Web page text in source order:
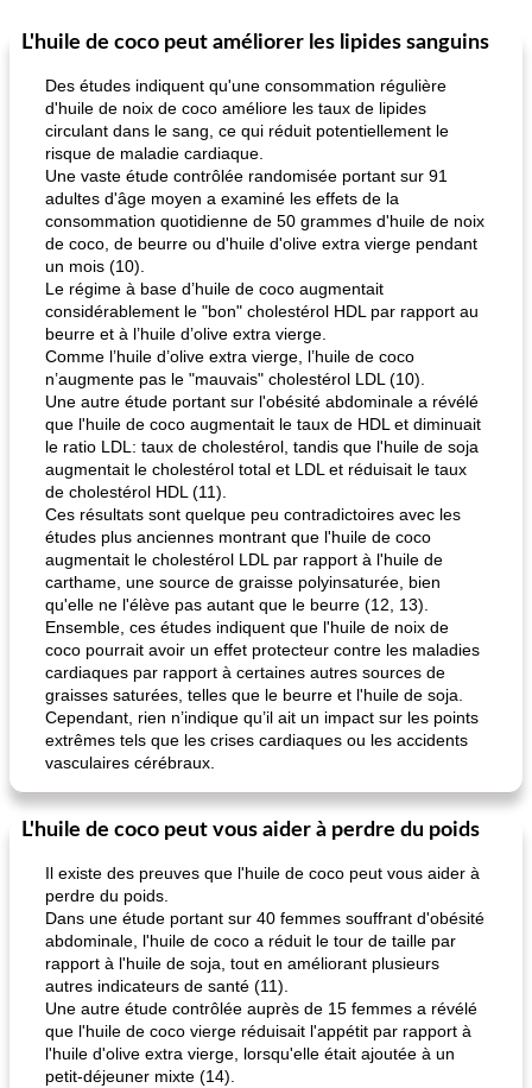
L'huile de coco peut améliorer les lipides sanguins
Des études indiquent qu'une consommation régulière
d'huile de noix de coco améliore les taux de lipides
circulant dans le sang, ce qui réduit potentiellement le
risque de maladie cardiaque.
Une vaste étude contrôlée randomisée portant sur 91
adultes d'âge moyen a examiné les effets de la
consommation quotidienne de 50 grammes d'huile de noix
de coco, de beurre ou d'huile d'olive extra vierge pendant
un mois (10).
Le régime à base d’huile de coco augmentait
considérablement le "bon" cholestérol HDL par rapport au
beurre et à l’huile d’olive extra vierge.
Comme l’huile d’olive extra vierge, l’huile de coco
n’augmente pas le "mauvais" cholestérol LDL (10).
Une autre étude portant sur l'obésité abdominale a révélé
que l'huile de coco augmentait le taux de HDL et diminuait
le ratio LDL: taux de cholestérol, tandis que l'huile de soja
augmentait le cholestérol total et LDL et réduisait le taux
de cholestérol HDL (11).
Ces résultats sont quelque peu contradictoires avec les
études plus anciennes montrant que l'huile de coco
augmentait le cholestérol LDL par rapport à l'huile de
carthame, une source de graisse polyinsaturée, bien
qu'elle ne l'élève pas autant que le beurre (12, 13).
Ensemble, ces études indiquent que l'huile de noix de
coco pourrait avoir un effet protecteur contre les maladies
cardiaques par rapport à certaines autres sources de
graisses saturées, telles que le beurre et l'huile de soja.
Cependant, rien n’indique qu’il ait un impact sur les points
extrêmes tels que les crises cardiaques ou les accidents
vasculaires cérébraux.
L'huile de coco peut vous aider à perdre du poids
Il existe des preuves que l'huile de coco peut vous aider à
perdre du poids.
Dans une étude portant sur 40 femmes souffrant d'obésité
abdominale, l'huile de coco a réduit le tour de taille par
rapport à l'huile de soja, tout en améliorant plusieurs
autres indicateurs de santé (11).
Une autre étude contrôlée auprès de 15 femmes a révélé
que l'huile de coco vierge réduisait l'appétit par rapport à
l'huile d'olive extra vierge, lorsqu'elle était ajoutée à un
petit-déjeuner mixte (14).